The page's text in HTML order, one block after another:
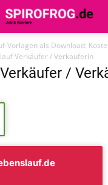
Vorlagen als Download:
Verkäufer / Verkäuferin
/